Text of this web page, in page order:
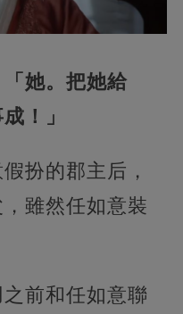
「她。把她給
！」
扮的郡主后，
雖然任如意裝
前和任如意聯